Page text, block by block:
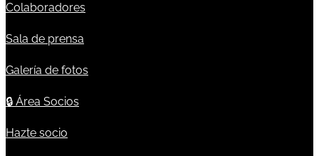
Colaboradores
Sala de prensa
Galería de fotos
🔒 Área Socios
Hazte socio